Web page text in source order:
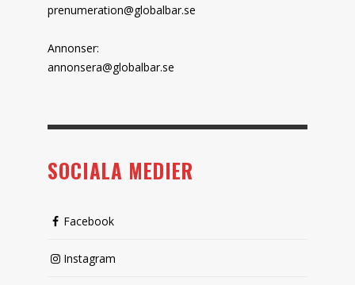
prenumeration@globalbar.se
Annonser:
annonsera@globalbar.se
SOCIALA MEDIER
Facebook
Instagram